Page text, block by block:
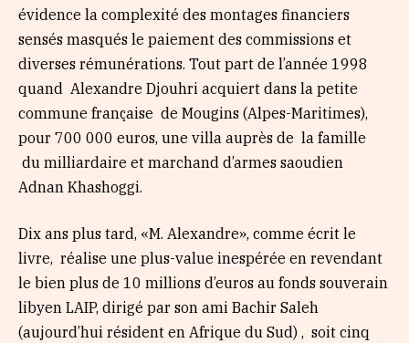
évidence la complexité des montages financiers
sensés masqués le paiement des commissions et
diverses rémunérations. Tout part de l’année 1998
quand Alexandre Djouhri acquiert dans la petite
commune française de Mougins (Alpes-Maritimes),
pour 700 000 euros, une villa auprès de la famille
du milliardaire et marchand d’armes saoudien
Adnan Khashoggi.
Dix ans plus tard, «M. Alexandre», comme écrit le
livre, réalise une plus-value inespérée en revendant
le bien plus de 10 millions d’euros au fonds souverain
libyen LAIP, dirigé par son ami Bachir Saleh
(aujourd’hui résident en Afrique du Sud) , soit cinq